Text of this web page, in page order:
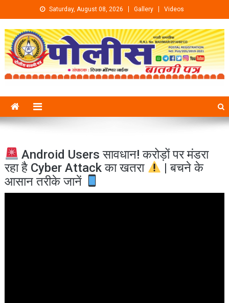
Skip to content Saturday, August 08, 2026 Gallery Videos
Android Users सावधान! करोड़ों पर मंडरा
रहा है Cyber Attack का खतरा
| बचने के
आसान तरीके जानें